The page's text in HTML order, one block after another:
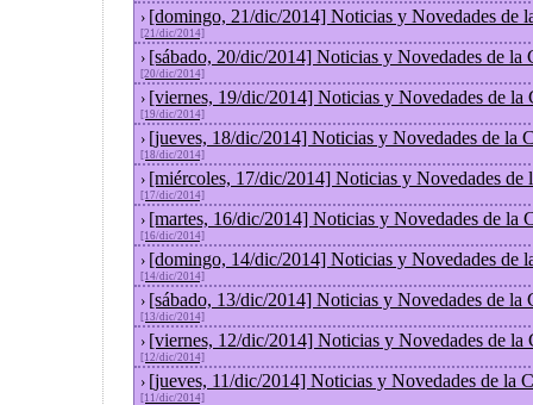
› [domingo, 21/dic/2014] Noticias y Novedades de
[21/dic/2014]
› [sábado, 20/dic/2014] Noticias y Novedades de la
[20/dic/2014]
› [viernes, 19/dic/2014] Noticias y Novedades de la
[19/dic/2014]
› [jueves, 18/dic/2014] Noticias y Novedades de la
[18/dic/2014]
› [miércoles, 17/dic/2014] Noticias y Novedades de
[17/dic/2014]
› [martes, 16/dic/2014] Noticias y Novedades de la
[16/dic/2014]
› [domingo, 14/dic/2014] Noticias y Novedades de
[14/dic/2014]
› [sábado, 13/dic/2014] Noticias y Novedades de la
[13/dic/2014]
› [viernes, 12/dic/2014] Noticias y Novedades de la
[12/dic/2014]
› [jueves, 11/dic/2014] Noticias y Novedades de la
[11/dic/2014]